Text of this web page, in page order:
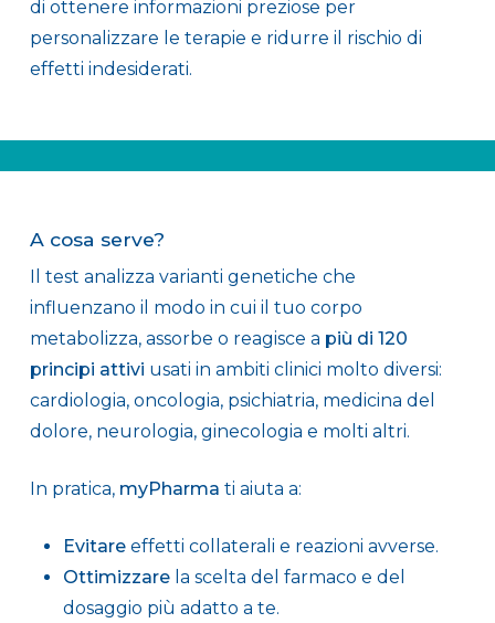
di ottenere informazioni preziose per
personalizzare le terapie e ridurre il rischio di
effetti indesiderati.
A cosa serve?
Il test analizza varianti genetiche che
influenzano il modo in cui il tuo corpo
metabolizza, assorbe o reagisce a più di 120
principi attivi usati in ambiti clinici molto diversi:
cardiologia, oncologia, psichiatria, medicina del
dolore, neurologia, ginecologia e molti altri.
In pratica, myPharma ti aiuta a:
Evitareeffetti collaterali e reazioni avverse.
Ottimizzarela scelta del farmaco e del
dosaggio più adatto a te.